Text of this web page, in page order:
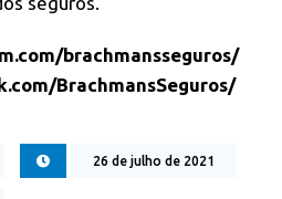
brachmansseguros/
BrachmansSeguros/
26 de julho de 2021